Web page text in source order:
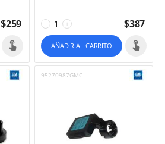
$259 +
− $387
AÑADIR AL CARRITO
95270987GMC